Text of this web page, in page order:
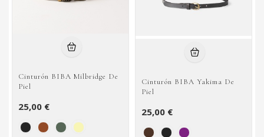
Cinturón BIBA Milbridge De
Piel
25,00 €
Cinturón BIBA Yakima De
Piel
25,00 €